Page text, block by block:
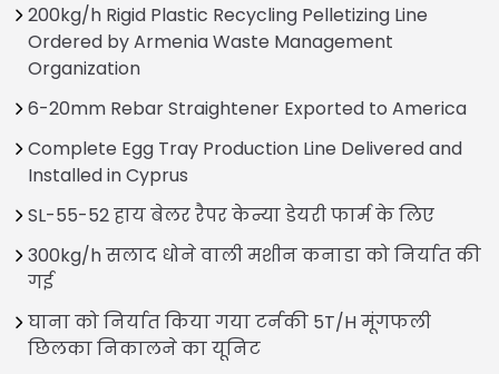
200kg/h Rigid Plastic Recycling Pelletizing Line
Ordered by Armenia Waste Management
Organization
6-20mm Rebar Straightener Exported to America
Complete Egg Tray Production Line Delivered and
Installed in Cyprus
SL-55-52 हाय बेलर रैपर केन्या डेयरी फार्म के लिए
300kg/h सलाद धोने वाली मशीन कनाडा को निर्यात की
गई
घाना को निर्यात किया गया टर्नकी 5T/H मूंगफली
छिलका निकालने का यूनिट